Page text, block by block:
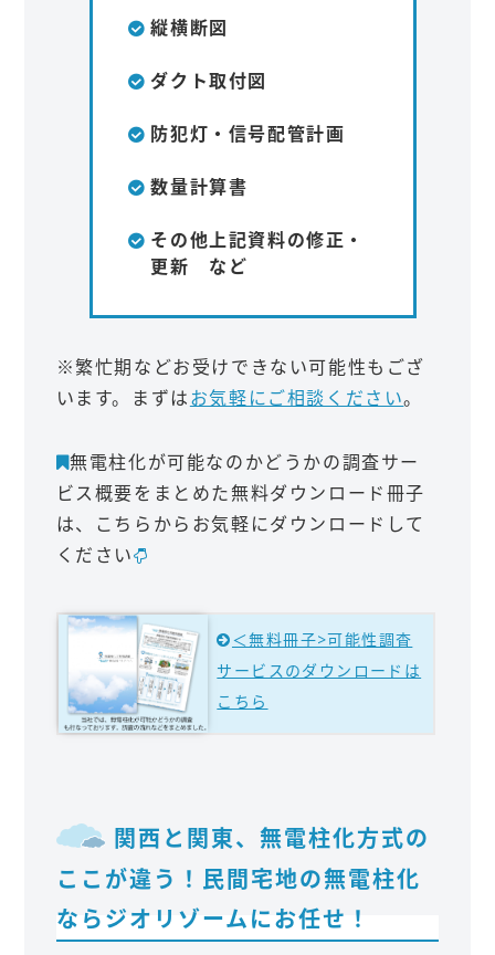
縦横断図
ダクト取付図
防犯灯・信号配管計画
数量計算書
その他上記資料の修正・
更新 など
※繁忙期などお受けできない可能性もござ
います。まずはお気軽にご相談ください。
無電柱化が可能なのかどうかの調査サー
ビス概要をまとめた無料ダウンロード冊子
は、こちらからお気軽にダウンロードして
ください
＜無料冊子>可能性調査
サービスのダウンロードは
こちら
関西と関東、無電柱化方式の
ここが違う！民間宅地の無電柱化
ならジオリゾームにお任せ！